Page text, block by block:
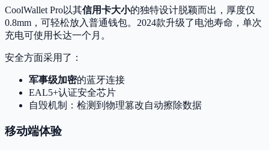
CoolWallet Pro以其信用卡大小的独特设计脱颖而出，厚度仅
0.8mm，可轻松放入普通钱包。2024款升级了电池寿命，单次
充电可使用长达一个月。
安全方面采用了：
军事级加密的蓝牙连接
EAL5+认证安全芯片
自毁机制：检测到物理篡改自动擦除数据
移动端体验